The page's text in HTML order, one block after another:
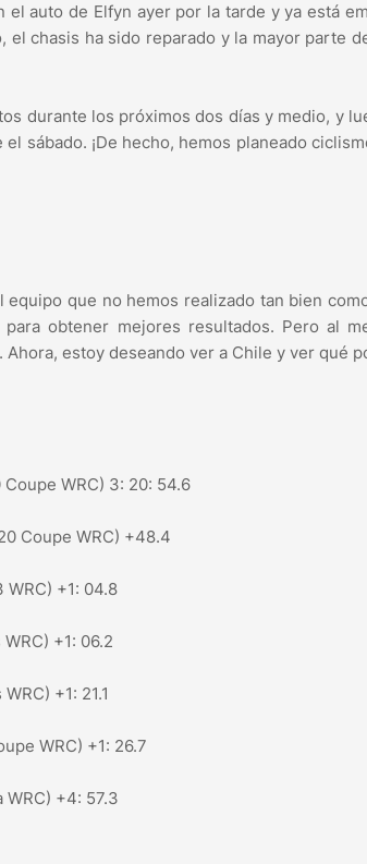
el auto de Elfyn ayer por la tarde y ya está
el chasis ha sido reparado y la mayor parte
durante los próximos dos días y medio, y
sábado. ¡De hecho, hemos planeado
que no hemos realizado tan bien
obtener mejores resultados. Pero al
estoy deseando ver a Chile y ver qué
WRC) 3: 20: 54.6
Coupe WRC) +48.4
+1: 04.8
+1: 06.2
+1: 21.1
WRC) +1: 26.7
+4: 57.3